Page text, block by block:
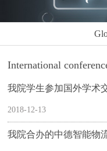
International
我院学生参加国外学术
2018-12-13
我院合办的中德智能物